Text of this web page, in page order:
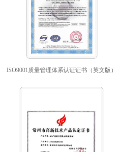
ISO9001质量管理体系认证证书（英文版）